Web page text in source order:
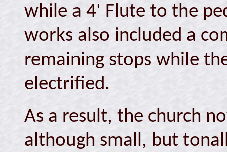
while a 4' Flute to the
works also included a
remaining stops while
electrified.
As a result, the church
although small, but